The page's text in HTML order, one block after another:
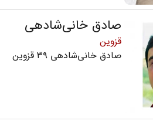
صادق خانی‌شادهی
قزوین
صادق خانی‌شادهی ۳۹ قزوین